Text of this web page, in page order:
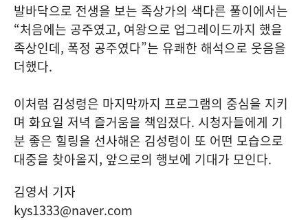
발바닥으로 전생을 보는 족상가의 색다른 풀이에서는
“처음에는 공주였고, 여왕으로 업그레이드까지 했을
족상인데, 폭정 공주였다”는 유쾌한 해석으로 웃음을
더했다.
이처럼 김성령은 마지막까지 프로그램의 중심을 지키
며 화요일 저녁 즐거움을 책임졌다. 시청자들에게 기
분 좋은 힐링을 선사해온 김성령이 또 어떤 모습으로
대중을 찾아올지, 앞으로의 행보에 기대가 모인다.
김영서 기자
kys1333@naver.com